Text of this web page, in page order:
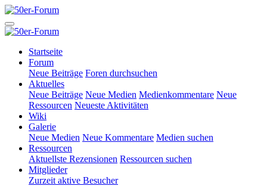
Startseite
Forum
Neue Beiträge Foren durchsuchen
Aktuelles
Neue Beiträge Neue Medien Medienkommentare Neue
Ressourcen Neueste Aktivitäten
Wiki
Galerie
Neue Medien Neue Kommentare Medien suchen
Ressourcen
Aktuellste Rezensionen Ressourcen suchen
Mitglieder
Zurzeit aktive Besucher